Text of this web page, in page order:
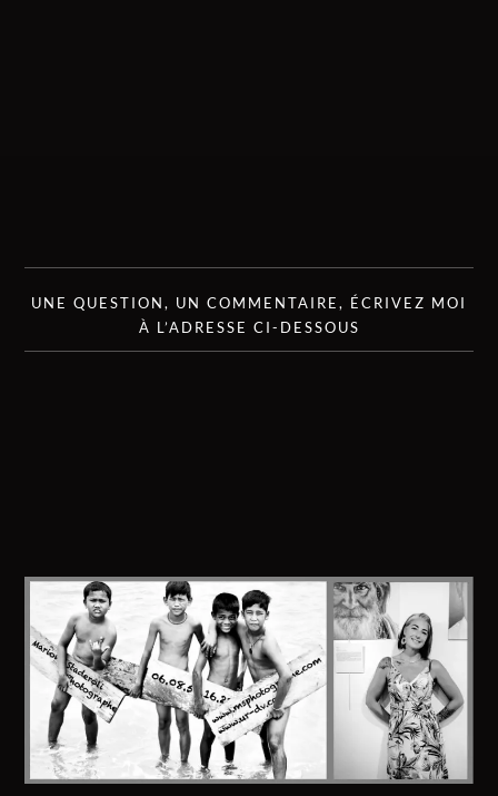
UNE QUESTION, UN COMMENTAIRE, ÉCRIVEZ MOI
À L’ADRESSE CI-DESSOUS